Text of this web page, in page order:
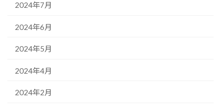
2024年7月
2024年6月
2024年5月
2024年4月
2024年2月